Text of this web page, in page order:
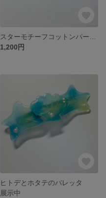
1,200円
ヒトデとホタテのバレッタ
展示中